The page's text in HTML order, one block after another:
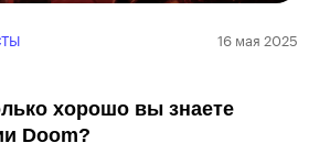
16 мая 2025
хорошо вы знаете
Doom?